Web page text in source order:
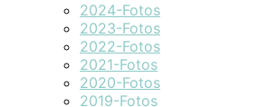
2024-Fotos
2023-Fotos
2022-Fotos
2021-Fotos
2020-Fotos
2019-Fotos